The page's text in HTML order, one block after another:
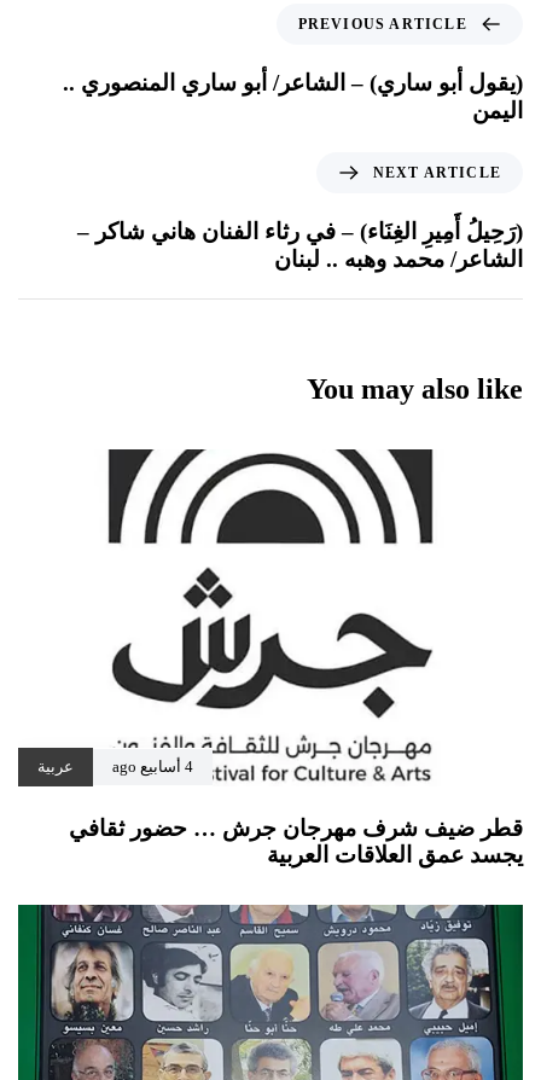
PREVIOUS ARTICLE
(يقول أبو ساري) – الشاعر/ أبو ساري المنصوري ..
اليمن
NEXT ARTICLE
(رَحِيلُ أَمِيرِ الغِنَاء) – في رثاء الفنان هاني شاكر –
الشاعر/ محمد وهبه .. لبنان
You may also like
4 أسابيع ago عربية
قطر ضيف شرف مهرجان جرش … حضور ثقافي
يجسد عمق العلاقات العربية